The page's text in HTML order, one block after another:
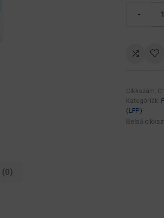
-
Cyan
700ml
Cikkszám:
Kategóriák:
(LFP)
Belső